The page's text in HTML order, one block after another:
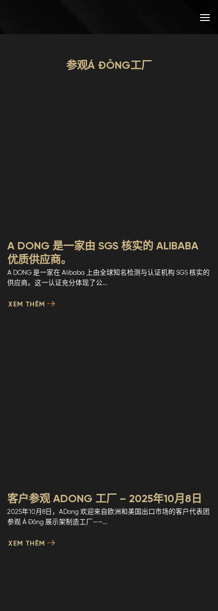
参观Á ĐÔNG工厂
A DONG 是一家由 SGS 核实的 ALIBABA
优质供应商。
A DONG 是一家在 Alibaba 上由全球知名检测与认证机构 SGS 核实的
供应商。这一认证充分体现了公...
XEM THÊM
客户参观 ADONG 工厂 – 2025年10月8日
2025年10月8日，ADong 欢迎来自欧洲和美国出口市场的客户代表团
参观 Á Đông 展示架制造工厂——...
XEM THÊM